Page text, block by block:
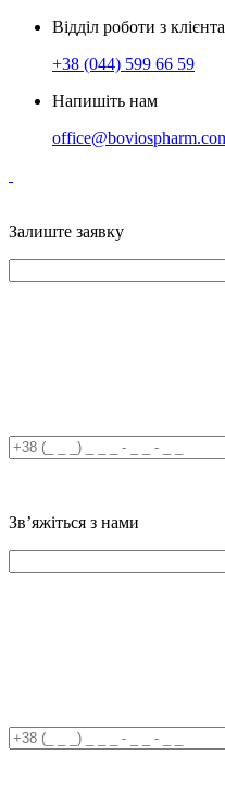
Відділ роботи з
+38 (044) 599 66 59
Напишіть нам
Залиште заявку
Зв’яжіться з нами